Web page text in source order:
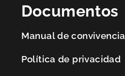
Documentos
Manual de convivencia
Política de privacidad